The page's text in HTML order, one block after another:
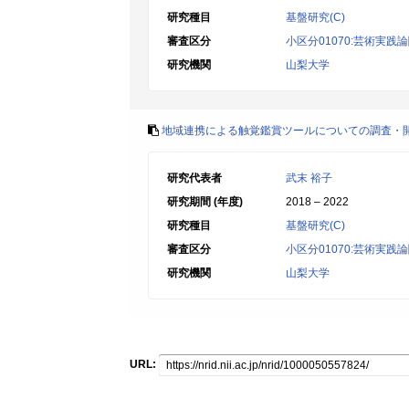
研究種目
基盤研究(C)
審査区分
小区分01070:芸術実践
研究機関
山梨大学
地域連携による触覚鑑賞ツールについての調査・
研究代表者
武末 裕子
研究期間 (年度)
2018 – 2022
研究種目
基盤研究(C)
審査区分
小区分01070:芸術実践
研究機関
山梨大学
URL: